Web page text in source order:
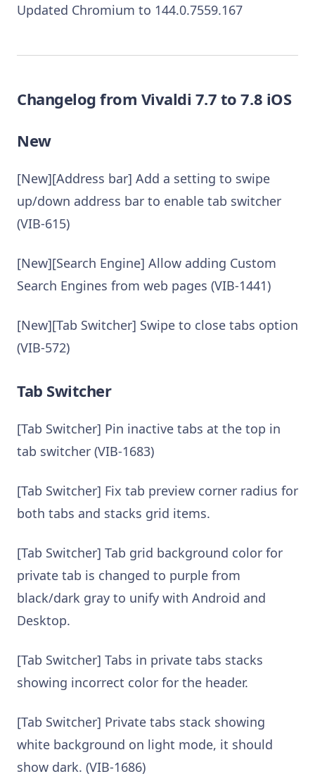
Updated Chromium to 144.0.7559.167
Changelog from Vivaldi 7.7 to 7.8 iOS
New
[New][Address bar] Add a setting to swipe
up/down address bar to enable tab switcher
(VIB-615)
[New][Search Engine] Allow adding Custom
Search Engines from web pages (VIB-1441)
[New][Tab Switcher] Swipe to close tabs option
(VIB-572)
Tab Switcher
[Tab Switcher] Pin inactive tabs at the top in
tab switcher (VIB-1683)
[Tab Switcher] Fix tab preview corner radius for
both tabs and stacks grid items.
[Tab Switcher] Tab grid background color for
private tab is changed to purple from
black/dark gray to unify with Android and
Desktop.
[Tab Switcher] Tabs in private tabs stacks
showing incorrect color for the header.
[Tab Switcher] Private tabs stack showing
white background on light mode, it should
show dark. (VIB-1686)